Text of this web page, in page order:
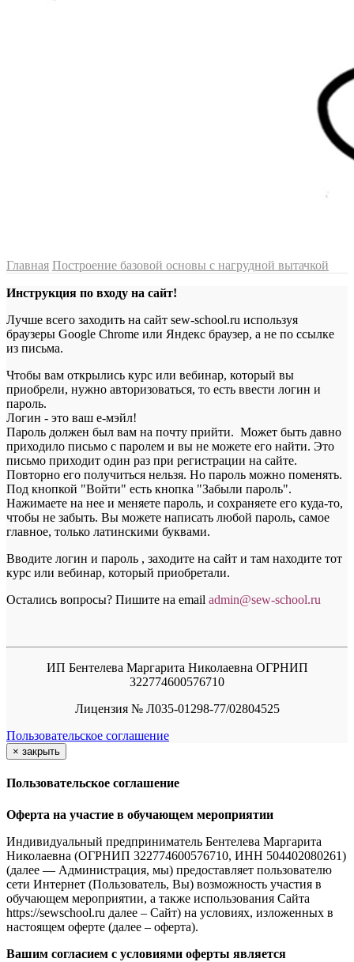
Главная Построение базовой основы с нагрудной вытачкой
Инструкция по входу на сайт!
Лучше всего заходить на сайт sew-school.ru используя
браузеры Google Chrome или Яндекс браузер, а не по ссылке
из письма.
Чтобы вам открылись курс или вебинар, который вы
приобрели, нужно авторизоваться, то есть ввести логин и
пароль.
Логин - это ваш е-мэйл!
Пароль должен был вам на почту прийти. Может быть давно
приходило письмо с паролем и вы не можете его найти. Это
письмо приходит один раз при регистрации на сайте.
Повторно его получиться нельзя. Но пароль можно поменять.
Под кнопкой "Войти" есть кнопка "Забыли пароль".
Нажимаете на нее и меняете пароль, и сохраняете его куда-то,
чтобы не забыть. Вы можете написать любой пароль, самое
главное, только латинскими буквами.
Вводите логин и пароль , заходите на сайт и там находите тот
курс или вебинар, который приобретали.
Остались вопросы? Пишите на email admin@sew-school.ru
ИП Бентелева Маргарита Николаевна ОГРНИП
322774600576710
Лицензия № Л035-01298-77/02804525
Пользовательское соглашение
× закрыть
Пользовательское соглашение
Оферта на участие в обучающем мероприятии
Индивидуальный предприниматель Бентелева Маргарита
Николаевна (ОГРНИП 322774600576710, ИНН 504402080261)
(далее — Администрация, мы) предоставляет пользователю
сети Интернет (Пользователь, Вы) возможность участия в
обучающем мероприятии, а также использования Сайта
https://sewschool.ru далее – Сайт) на условиях, изложенных в
настоящем оферте (далее – оферта).
Вашим согласием с условиями оферты является